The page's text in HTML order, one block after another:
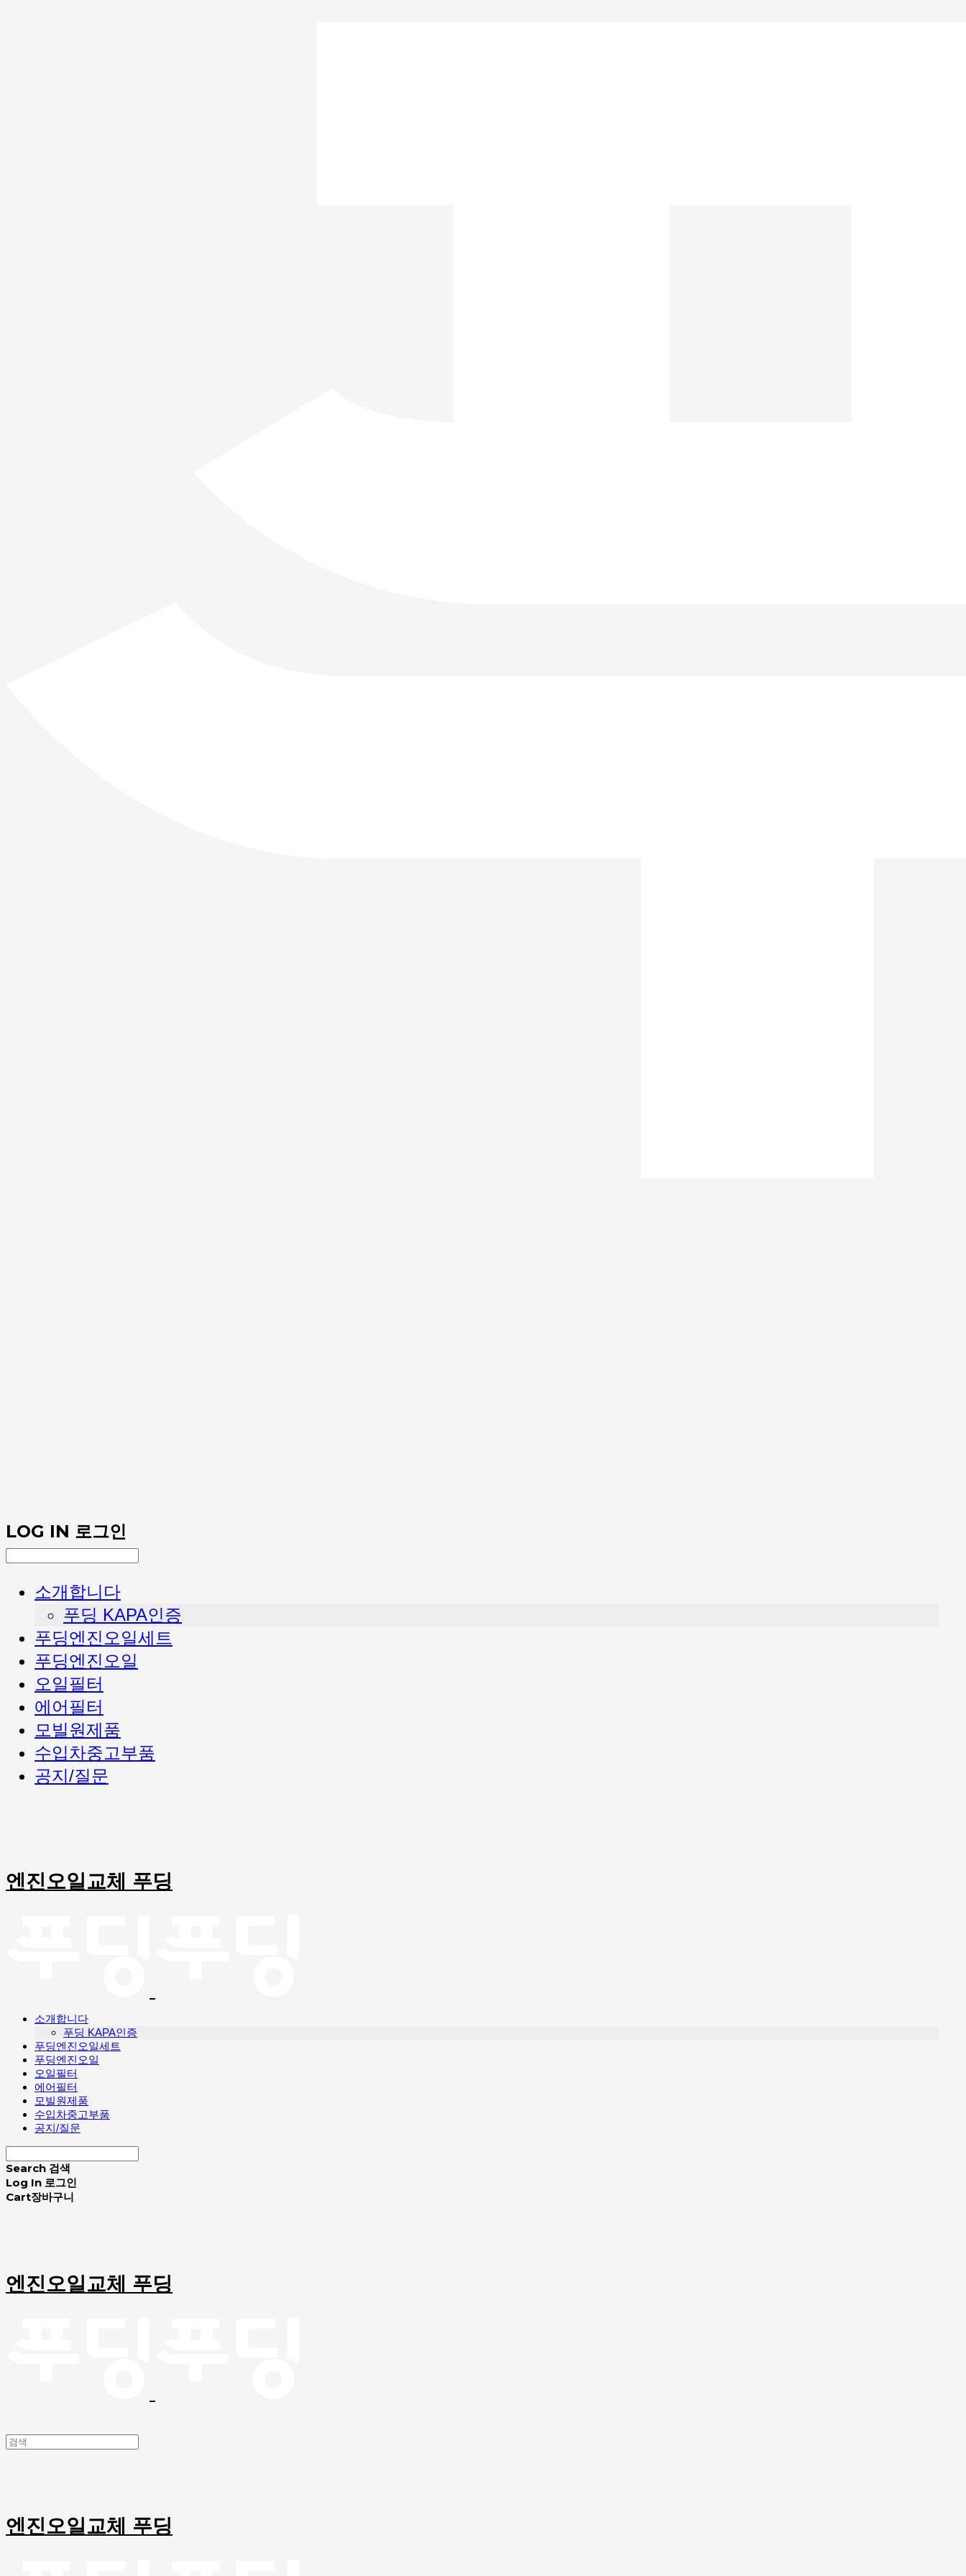
LOG IN 로그인
소개합니다
푸딩 KAPA인증
푸딩엔진오일세트
푸딩엔진오일
오일필터
에어필터
모빌원제품
수입차중고부품
공지/질문
엔진오일교체 푸딩
소개합니다
푸딩 KAPA인증
푸딩엔진오일세트
푸딩엔진오일
오일필터
에어필터
모빌원제품
수입차중고부품
공지/질문
Search 검색
Log In 로그인
Cart장바구니
엔진오일교체 푸딩
엔진오일교체 푸딩